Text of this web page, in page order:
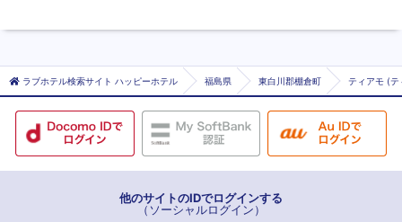
ラブホテル検索サイト ハッピーホテル 福島県 東白川郡棚倉町 ティアモ (テ
他のサイトのIDでログインする
（ソーシャルログイン）